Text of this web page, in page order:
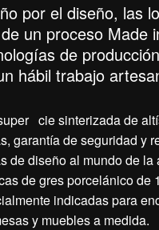
por el diseño, las
un proceso Made
de
hábil trabajo
cie sinterizada de
garantía de seguridad y
de diseño al mundo de la
de gres porcelánico de
indicadas para
y muebles a medida.